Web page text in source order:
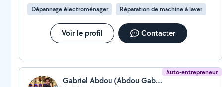
Dépannage électroménager Réparation de machine à laver
Voir le profil Contacter
Auto-entrepreneur
Gabriel Abdou (Abdou Gabriel)